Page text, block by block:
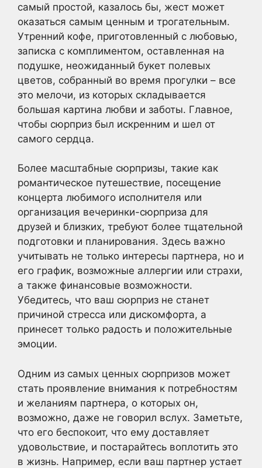
самый простой, казалось бы, жест может
оказаться самым ценным и трогательным.
Утренний кофе, приготовленный с любовью,
записка с комплиментом, оставленная на
подушке, неожиданный букет полевых
цветов, собранный во время прогулки – все
это мелочи, из которых складывается
большая картина любви и заботы. Главное,
чтобы сюрприз был искренним и шел от
самого сердца.
Более масштабные сюрпризы, такие как
романтическое путешествие, посещение
концерта любимого исполнителя или
организация вечеринки-сюрприза для
друзей и близких, требуют более тщательной
подготовки и планирования. Здесь важно
учитывать не только интересы партнера, но и
его график, возможные аллергии или страхи,
а также финансовые возможности.
Убедитесь, что ваш сюрприз не станет
причиной стресса или дискомфорта, а
принесет только радость и положительные
эмоции.
Одним из самых ценных сюрпризов может
стать проявление внимания к потребностям
и желаниям партнера, о которых он,
возможно, даже не говорил вслух. Заметьте,
что его беспокоит, что ему доставляет
удовольствие, и постарайтесь воплотить это
в жизнь. Например, если ваш партнер устает